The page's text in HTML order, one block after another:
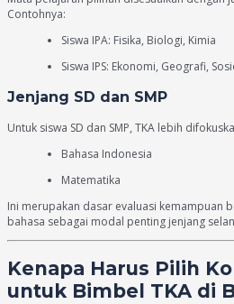
Contohnya:
Siswa IPA: Fisika, Biologi, Kimia
Siswa IPS: Ekonomi, Geografi,
Jenjang SD dan SMP
Untuk siswa SD dan SMP, TKA lebih
Bahasa Indonesia
Matematika
Ini merupakan dasar evaluasi kemampuan
bahasa sebagai modal penting jenjang
Kenapa Harus Pilih
untuk Bimbel TKA di